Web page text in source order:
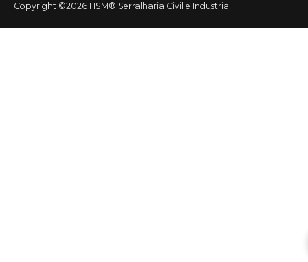
Copyright ©2026 HSM® Serralharia Civil e Industrial